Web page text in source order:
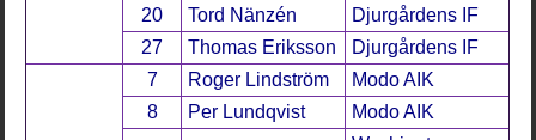
20
Tord Nänzén
Djurgårdens IF
27
Thomas Eriksson Djurgårdens IF
7 Roger Lindström
Modo AIK
8
Per Lundqvist Modo AIK